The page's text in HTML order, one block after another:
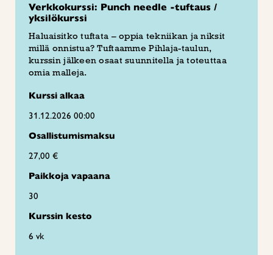
Verkkokurssi: Punch needle -tuftaus /
yksilökurssi
Haluaisitko tuftata – oppia tekniikan ja niksit
millä onnistua? Tuftaamme Pihlaja-taulun,
kurssin jälkeen osaat suunnitella ja toteuttaa
omia malleja.
Kurssi alkaa
31.12.2026 00:00
Osallistumismaksu
27,00 €
Paikkoja vapaana
30
Kurssin kesto
6 vk